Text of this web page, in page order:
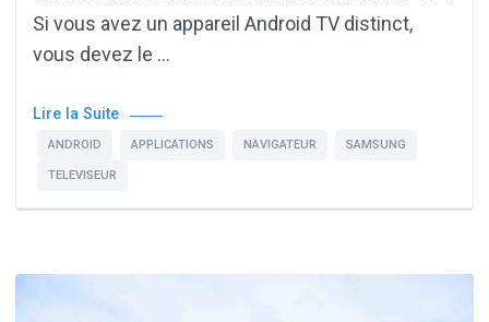
Si vous avez un appareil Android TV distinct,
vous devez le …
Lire la Suite
ANDROID APPLICATIONS NAVIGATEUR SAMSUNG
TELEVISEUR